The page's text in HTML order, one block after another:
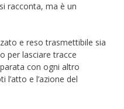
racconta, ma è un
e reso trasmettibile sia
per lasciare tracce
con ogni altro
e l’azione del